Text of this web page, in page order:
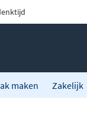
maken Zakelijk